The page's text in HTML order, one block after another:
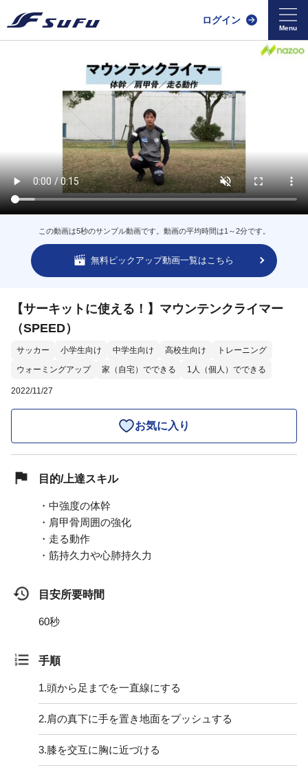
ログイン
この動画は5秒のサンプル動画です。動画の平均時間は1～2分です。
無料ピックアップ動画一覧はこちら
【サーキットに使える！】マウンテンクライマー
（SPEED）
サッカー 小学生向け 中学生向け 高校生向け
トレーニング
ウォーミングアップ
家（自宅）でできる 1人（個人）でできる
2022/11/27
お気に入り
目的/上達スキル
・中強度の体幹
・肩甲骨周囲の強化
・走る動作
・筋持久力や心肺持久力
目安所要時間
60秒
手順
1.頭から足までを一直線にする
2.肩の真下に手を置き地面をプッシュする
3.膝を交互に胸に近づける